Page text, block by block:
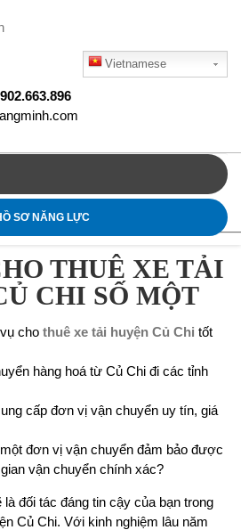
Vietnamese
SƠ NĂNG LỰC
THUÊ XE TẢI
CHI SỐ MỘT
cho thuê xe tải huyện Củ Chi tốt
hàng hoá từ Củ Chi đi các tỉnh
cấp đơn vị vận chuyển uy tín, giá
đơn vị vận chuyển đảm bảo được
vận chuyển chính xác?
là đối tác đáng tin cậy của bạn trong
Củ Chi. Với kinh nghiệm lâu năm